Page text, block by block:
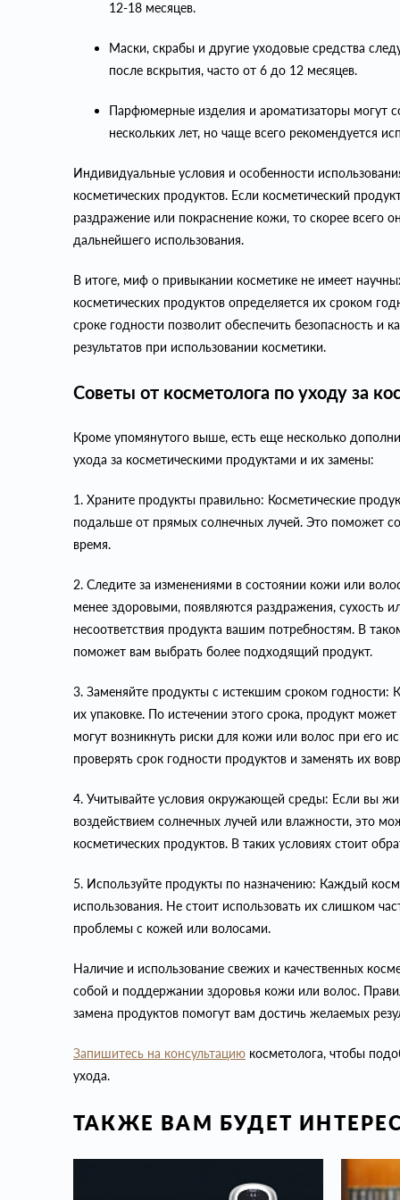
12-18 месяцев.
Маски, скрабы и другие уходовые средства
после вскрытия, часто от 6 до 12 месяцев.
Парфюмерные изделия и ароматизаторы могут
нескольких лет, но чаще всего рекомендуется
Индивидуальные условия и особенности
косметических продуктов. Если косметический
раздражение или покраснение кожи, то скорее
дальнейшего использования.
В итоге, миф о привыкании косметике не имеет
косметических продуктов определяется их сроком
сроке годности позволит обеспечить безопасность и
результатов при использовании косметики.
Советы от косметолога по уходу за
Кроме упомянутого выше, есть еще несколько
ухода за косметическими продуктами и их замены:
1. Храните продукты правильно: Косметические
подальше от прямых солнечных лучей. Это поможет
время.
2. Следите за изменениями в состоянии кожи или
менее здоровыми, появляются раздражения, сухость
несоответствия продукта вашим потребностям. В
поможет вам выбрать более подходящий продукт.
3. Заменяйте продукты с истекшим сроком годности:
их упаковке. По истечении этого срока, продукт
могут возникнуть риски для кожи или волос при его
проверять срок годности продуктов и заменять их
4. Учитывайте условия окружающей среды: Если вы
воздействием солнечных лучей или влажности, это
косметических продуктов. В таких условиях стоит
5. Используйте продукты по назначению: Каждый
использования. Не стоит использовать их слишком
проблемы с кожей или волосами.
Наличие и использование свежих и качественных
собой и поддержании здоровья кожи или волос.
замена продуктов помогут вам достичь желаемых
Запишитесь на консультацию косметолога, чтобы
ухода.
ТАКЖЕ ВАМ БУДЕТ